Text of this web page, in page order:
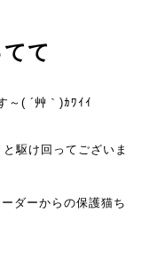
て
～( ´艸｀)ｶﾜｲｲ
と駆け回ってございま
ダーからの保護猫ち